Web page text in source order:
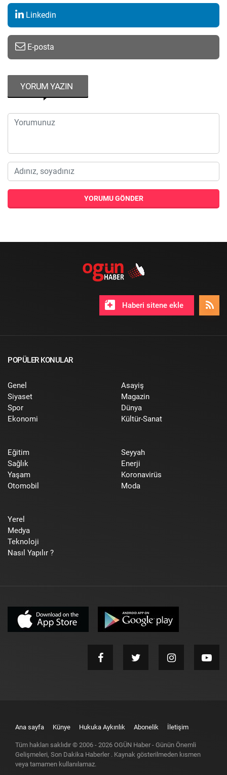
Linkedin
E-posta
YORUM YAZIN
YORUMU GÖNDER
Haberi sitene ekle
POPÜLER KONULAR
Genel
Siyaset
Spor
Ekonomi
Asayiş
Magazin
Dünya
Kültür-Sanat
Eğitim
Sağlık
Yaşam
Otomobil
Seyyah
Enerji
Koronavirüs
Moda
Yerel
Medya
Teknoloji
Nasıl Yapılır ?
Ana sayfa Künye Hukuka Aykırılık Abonelik İletişim
Tüm hakları saklıdır © 2006 - 2026 OGÜN Haber - Günün Önemli
Gelişmeleri, Son Dakika Haberler . Kaynak gösterilmeden kısmen
veya tamamen kullanılamaz.